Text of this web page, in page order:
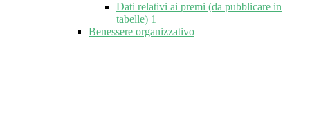
Dati relativi ai premi (da pubblicare in
tabelle) 1
Benessere organizzativo